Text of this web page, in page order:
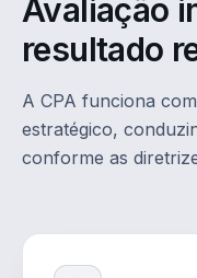
Avaliação
resultado
A CPA funciona
estratégico,
conforme as